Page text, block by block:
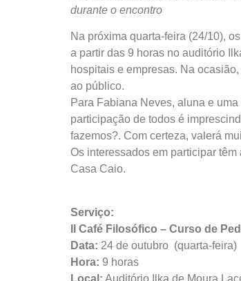
durante o encontro
Na próxima quarta-feira (24/10),
a partir das 9 horas no auditório
hospitais e empresas. Na
ao público.
Para Fabiana Neves, aluna e
participação de todos é
fazemos?. Com certeza, valerá
Os interessados em participar
Casa Caio.
Serviço:
II Café Filosófico – Curso de
Data: 24 de outubro (quarta-feira)
Hora: 9 horas
Local: Auditório Ilka de Moura